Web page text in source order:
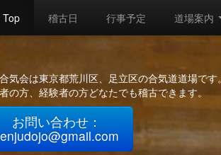
Top 稽古日 行事予定 道場案内
気会は東京都荒川区、足立区の合気道道場です
の方、経験者の方どなたでも稽古できます。
お問い合わせ：